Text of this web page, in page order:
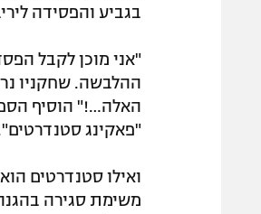
בגביע והפסידה
"אני מוכן לקבל
ההלבשה. שחקניו
האלה…!" הוסיף
"פאקינג
משימת סגירה